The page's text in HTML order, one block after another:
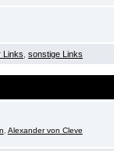
Links sonstige Links
Alexander von Cleve